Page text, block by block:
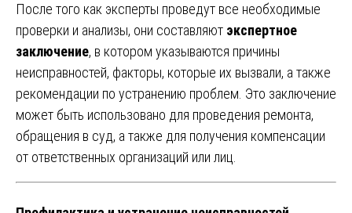
После того как эксперты проведут все необходимые
проверки и анализы, они составляют экспертное
заключение, в котором указываются причины
неисправностей, факторы, которые их вызвали, а также
рекомендации по устранению проблем. Это заключение
может быть использовано для проведения ремонта,
обращения в суд, а также для получения компенсации
от ответственных организаций или лиц.